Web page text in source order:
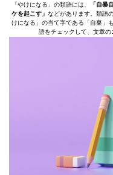
「やけになる」の類語には、
「自暴
ケを起こす」 などがあります。類語
けになる」の当て字である「自棄」
語をチェックして、文章の